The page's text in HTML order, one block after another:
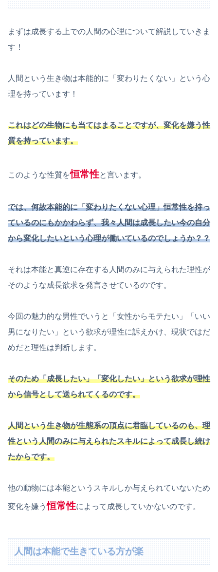
まずは成長する上での人間の心理について解説していきま
す！
人間という生き物は本能的に「変わりたくない」という心
理を持っています！
これはどの生物にも当てはまることですが、変化を嫌う性
質を持っています。
このような性質を恒常性と言います。
では、何故本能的に「変わりたくない心理」恒常性を持っ
ているのにもかかわらず、我々人間は成長したい今の自分
から変化したいという心理が働いているのでしょうか？？
それは本能と真逆に存在する人間のみに与えられた理性が
そのような成長欲求を発言させているのです。
今回の魅力的な男性でいうと「女性からモテたい」「いい
男になりたい」という欲求が理性に訴えかけ、現状ではだ
めだと理性は判断します。
そのため「成長したい」「変化したい」という欲求が理性
から信号として送られてくるのです。
人間という生き物が生態系の頂点に君臨しているのも、理
性という人間のみに与えられたスキルによって成長し続け
たからです。
他の動物には本能というスキルしか与えられていないため
変化を嫌う恒常性によって成長していかないのです。
人間は本能で生きている方が楽